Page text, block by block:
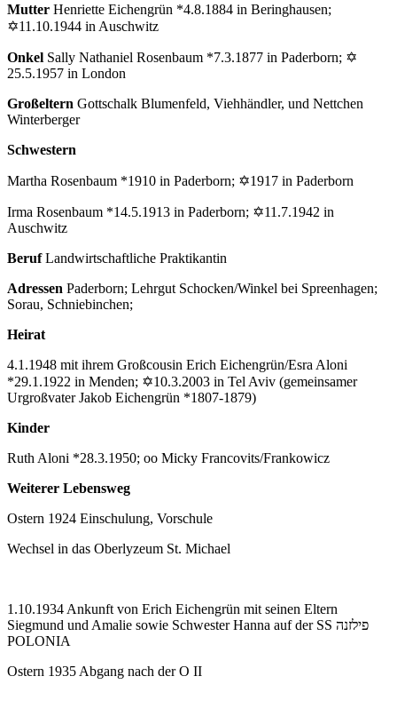
Mutter Henriette Eichengrün *4.8.1884 in Beringhausen;
✡11.10.1944 in Auschwitz
Onkel Sally Nathaniel Rosenbaum *7.3.1877 in Paderborn; ✡
25.5.1957 in London
Großeltern Gottschalk Blumenfeld, Viehhändler, und Nettchen
Winterberger
Schwestern
Martha Rosenbaum *1910 in Paderborn; ✡1917 in Paderborn
Irma Rosenbaum *14.5.1913 in Paderborn; ✡11.7.1942 in
Auschwitz
BerufLandwirtschaftliche Praktikantin
Adressen Paderborn; Lehrgut Schocken/Winkel bei Spreenhagen;
Sorau, Schniebinchen;
Heirat
4.1.1948 mit ihrem Großcousin Erich Eichengrün/Esra Aloni
*29.1.1922 in Menden; ✡10.3.2003 in Tel Aviv (gemeinsamer
Urgroßvater Jakob Eichengrün *1807-1879)
Kinder
Ruth Aloni *28.3.1950; oo Micky Francovits/Frankowicz
Weiterer Lebensweg
Ostern 1924 Einschulung, Vorschule
Wechsel in das Oberlyzeum St. Michael
1.10.1934 Ankunft von Erich Eichengrün mit seinen Eltern
Siegmund und Amalie sowie Schwester Hanna auf der SS פילזנה
POLONIA
Ostern 1935 Abgang nach der O II